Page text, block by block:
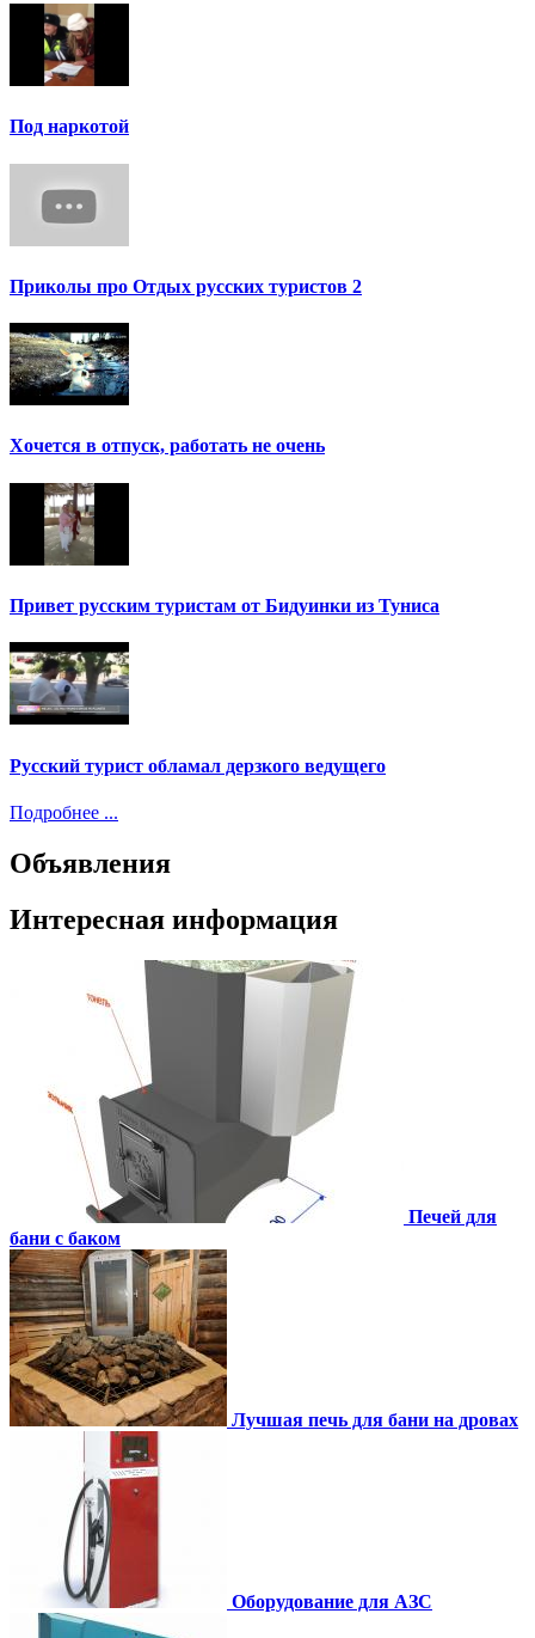
Под наркотой
Приколы про Отдых русских туристов 2
Хочется в отпуск, работать не очень
Привет русским туристам от Бидуинки из Туниса
Русский турист обламал дерзкого ведущего
Подробнее ...
Объявления
Интересная информация
Печей для
бани с баком
Лучшая печь для бани на дровах
Оборудование для АЗС